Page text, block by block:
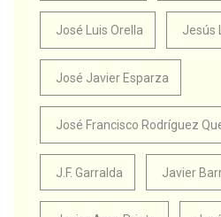
José Luis Orella Jesús
José Javier Esparza
José Francisco Rodríguez
J.F. Garralda Javier